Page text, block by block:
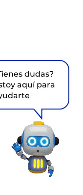
dudas?
aquí para